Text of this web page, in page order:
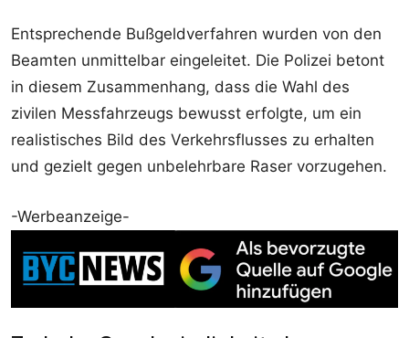
Entsprechende Bußgeldverfahren wurden von den
Beamten unmittelbar eingeleitet. Die Polizei betont
in diesem Zusammenhang, dass die Wahl des
zivilen Messfahrzeugs bewusst erfolgte, um ein
realistisches Bild des Verkehrsflusses zu erhalten
und gezielt gegen unbelehrbare Raser vorzugehen.
-Werbeanzeige-